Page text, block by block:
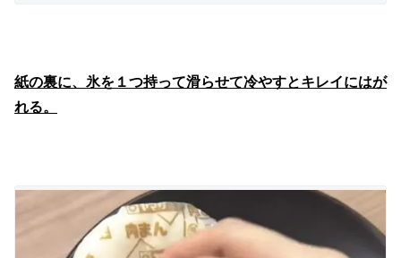
紙の裏に、氷を１つ持って滑らせて冷やすとキレイにはが
れる。